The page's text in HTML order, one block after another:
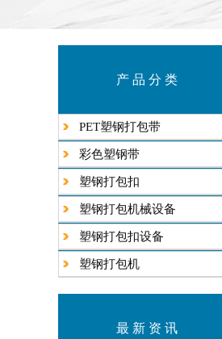
产 品 分 类
PET塑钢打包带
彩色塑钢带
塑钢打包扣
塑钢打包机械设备
塑钢打包扣设备
塑钢打包机
最 新 资 讯